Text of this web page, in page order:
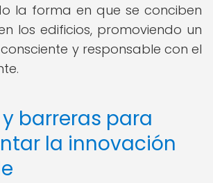
la forma en que se conciben
los edificios, promoviendo un
y responsable con el
barreras para
la innovación